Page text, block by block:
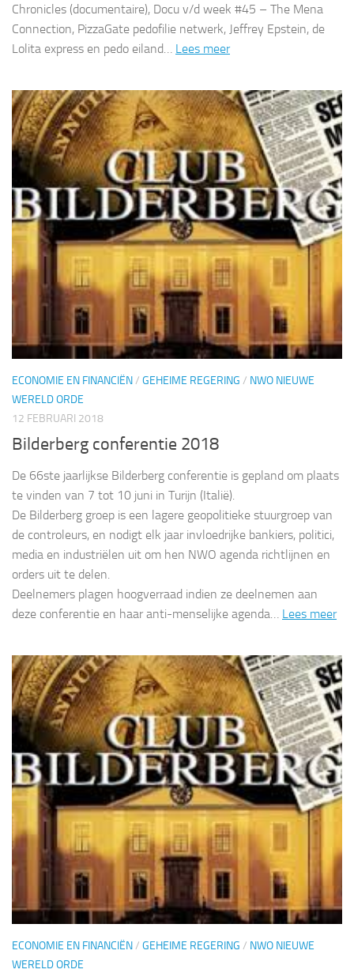
Chronicles (documentaire), Docu v/d week #45 – The Mena
Connection, PizzaGate pedofilie netwerk, Jeffrey Epstein, de
Lolita express en pedo eiland… Lees meer
ECONOMIE EN FINANCIËN/ GEHEIME REGERING / NWO NIEUWE
WERELD ORDE
12 FEBRUARI 2018
Bilderberg conferentie 2018
De 66ste jaarlijkse Bilderberg conferentie is gepland om plaats
te vinden van 7 tot 10 juni in Turijn (Italië).
De Bilderberg groep is een lagere geopolitieke stuurgroep van
de controleurs, en nodigt elk jaar invloedrijke bankiers, politici,
media en industriëlen uit om hen NWO agenda richtlijnen en
orders uit te delen.
Deelnemers plagen hoogverraad indien ze deelnemen aan
deze conferentie en haar anti-menselijke agenda… Lees meer
ECONOMIE EN FINANCIËN/ GEHEIME REGERING / NWO NIEUWE
WERELD ORDE